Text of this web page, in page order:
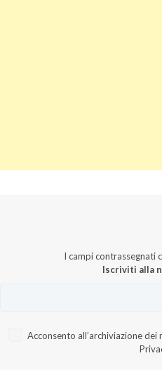
I campi contrassegnati
Iscriviti alla
Acconsento all’archiviazione dei